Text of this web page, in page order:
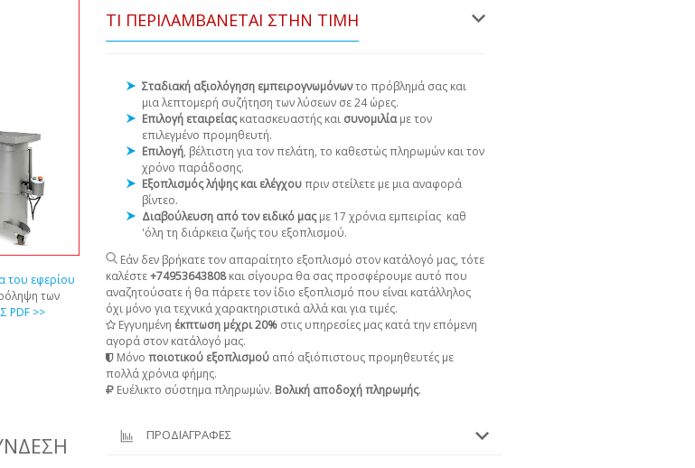
του εφερίου
των
>>
ΤΙ ΠΕΡΙΛΑΜΒΆΝΕΤΑΙ ΣΤΗΝ ΤΙΜΉ
Σταδιακή αξιολόγηση εμπειρογνωμόνωντο πρόβλημά σας και
μια λεπτομερή συζήτηση των λύσεων σε 24 ώρες.
Επιλογή εταιρείαςκατασκευαστής και συνομιλίαμε τον
επιλεγμένο προμηθευτή.
Επιλογή, βέλτιστη για τον πελάτη, το καθεστώς πληρωμών και τον
χρόνο παράδοσης.
Εξοπλισμός λήψης και ελέγχουπριν στείλετε με μια αναφορά
βίντεο.
Διαβούλευση από τον ειδικό μαςμε 17 χρόνια εμπειρίας καθ
'όλη τη διάρκεια ζωής του εξοπλισμού.
Εάν δεν βρήκατε τον απαραίτητο εξοπλισμό στον κατάλογό μας, τότε
καλέστε+74953643808και σίγουρα θα σας προσφέρουμε αυτό που
αναζητούσατε ή θα πάρετε τον ίδιο εξοπλισμό που είναι κατάλληλος
όχι μόνο για τεχνικά χαρακτηριστικά αλλά και για τιμές.
Εγγυημένη έκπτωση μέχρι 20% στις υπηρεσίες μας κατά την επόμενη
αγορά στον κατάλογό μας.
Μόνο ποιοτικού εξοπλισμού από αξιόπιστους προμηθευτές με
πολλά χρόνια φήμης.
Ευέλικτο σύστημα πληρωμών. Βολική αποδοχή πληρωμής.
ΠΡΟΔΙΑΓΡΑΦΕΣ